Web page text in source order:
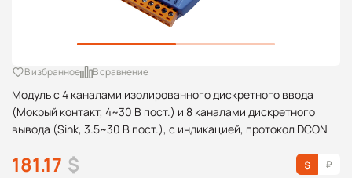
Модуль с 4 каналами изолированного дискретного ввода
(Мокрый контакт, 4~30 В пост.) и 8 каналами дискретного
вывода (Sink, 3.5~30 В пост.), с индикацией, протокол DCON
В избранное В сравнение
181.17 $